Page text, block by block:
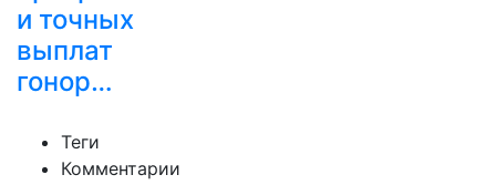
и точных
выплат
гонор…
Теги
Комментарии